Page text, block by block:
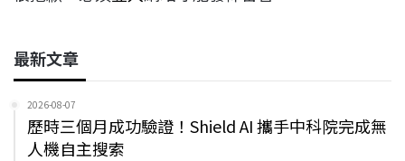
最新文章
2026-08-07
歷時三個月成功驗證！Shield AI 攜手中科院完成無
人機自主搜索